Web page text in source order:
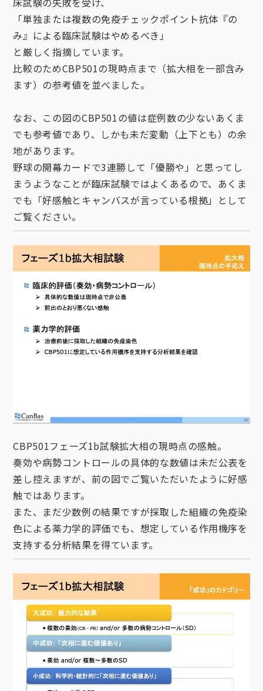
「単独または複数の免疫チェックポイント抗体『の
み』による臨床試験はやめるべき」
と厳しく指摘しています。
比較のためCBP501の現時点まで（拡大相を一部含み
ます）の参考値を並べました。
なお、この図のCBP501の値は症例数の少ないあくま
でも参考値であり、しかも未だ変動（上下とも）の余
地があります。
野球の開幕カードで3連勝して「優勝や」と思ってし
まうようなことが臨床試験ではよくあるので、あくま
でも「好感触とキャンバスが言っている根拠」として
ご覧ください。
CBP501フェーズ1b試験拡大相の現時点の感触。
奏効や病勢コントロールの具体的な数値は未だ公表を
差し控えますが、前の図でご覧いただいたように好感
触ではあります。
また、まだ少数例の結果ですが採取した組織の免疫染
色による薬力学的評価でも、想定している作用機序を
支持する分析結果を得ています。